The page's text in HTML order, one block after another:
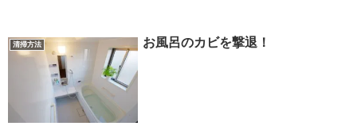
清掃方法 お風呂のカビを撃退！